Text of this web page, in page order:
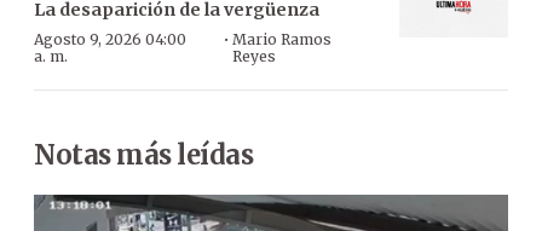
La desaparición de la vergüenza
Agosto 9, 2026 04:00
a. m.
· Mario Ramos
Reyes
Notas más leídas